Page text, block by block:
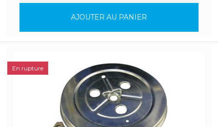
AJOUTER AU PANIER
En rupture